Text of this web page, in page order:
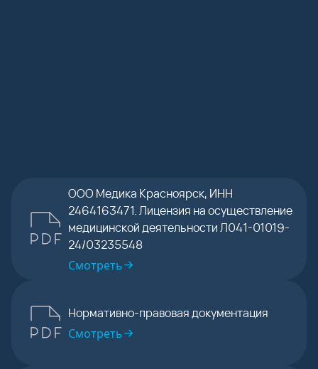
ООО Медика Красноярск, ИНН
2464163471. Лицензия на осуществление
медицинской деятельности Л041-01019-
24/03235548
Смотреть
Нормативно-правовая документация
Смотреть